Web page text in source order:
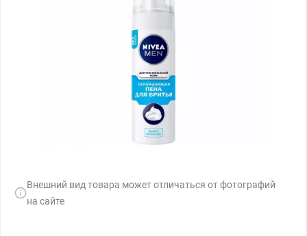
Внешний вид товара может отличаться от фотографий
на сайте